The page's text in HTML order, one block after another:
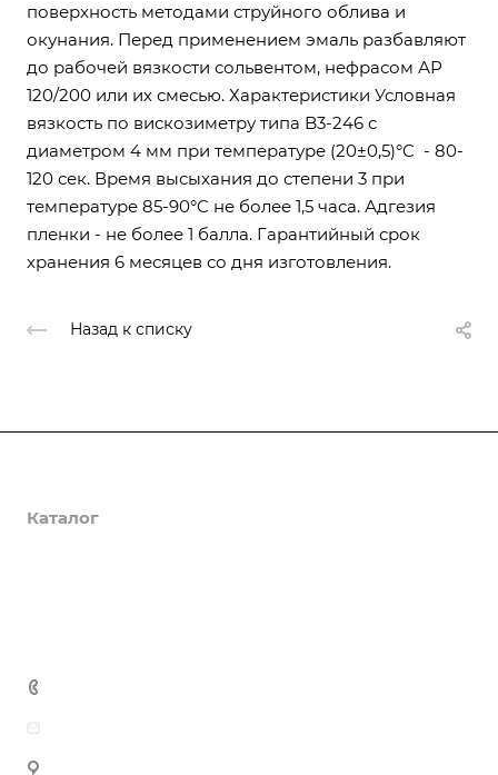
поверхность методами струйного облива и
окунания. Перед применением эмаль разбавляют
до рабочей вязкости сольвентом, нефрасом АР
120/200 или их смесью. Характеристики Условная
вязкость по вискозиметру типа B3-246 с
диаметром 4 мм при температуре (20±0,5)°C - 80-
120 сек. Время высыхания до степени 3 при
температуре 85-90°C не более 1,5 часа. Адгезия
пленки - не более 1 балла. Гарантийный срок
хранения 6 месяцев со дня изготовления.
Назад к списку
Каталог